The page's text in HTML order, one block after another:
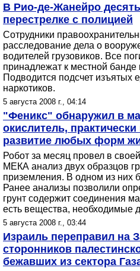
В Рио-де-Жанейро
перестрелке с полицией
Сотрудники
расследование дела о
водителей грузовиков. Все
принадлежат к местной банде
Подводится подсчет изъятых
наркотиков.
5 августа 2008 г., 04:14
"Феникс" обнаружил в
окислитель,
развитие любых форм
Робот за месяц провел в
МЕКА анализ двух образцов
приземления. В одном из них
Ранее анализы позволили
грунт содержит соединения
есть вещества, необходимые
5 августа 2008 г., 03:44
Израиль переправил на
сторонников
бежавших из сектора